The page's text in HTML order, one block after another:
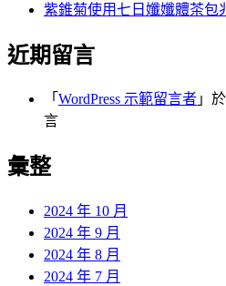
紫錐菊使用七日孅孅體茶包
近期留言
「 WordPress 示範留言者 」
言
彙整
2024 年 10 月
2024 年 9 月
2024 年 8 月
2024 年 7 月